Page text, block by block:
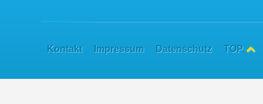
Kontakt Impressum Datenschutz TOP